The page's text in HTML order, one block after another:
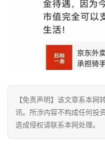
【免责声明】该文章系本网
讯。所涉内容不构成任何投
造成侵权请联系本网处理。